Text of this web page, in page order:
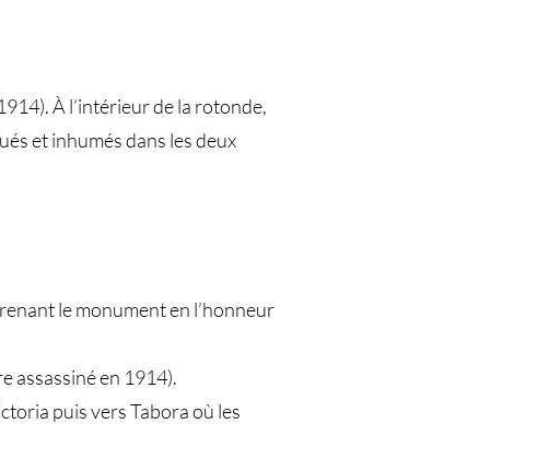
À l’intérieur de la rotonde,
et inhumés dans les deux
le monument en l’honneur
assassiné en 1914).
puis vers Tabora où les